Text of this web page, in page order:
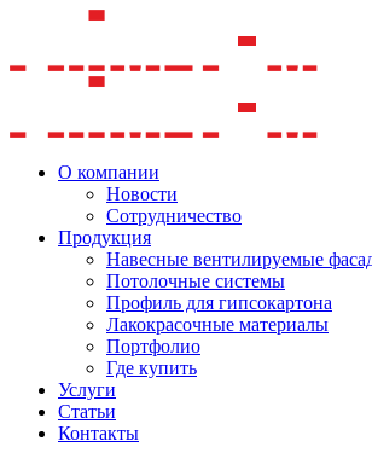
О компании
Новости
Сотрудничество
Продукция
Навесные вентилируемые
Потолочные системы
Профиль для гипсокартона
Лакокрасочные материалы
Портфолио
Где купить
Услуги
Статьи
Контакты